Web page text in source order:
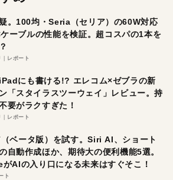
。100均・Seria（セリア）の60W対応
ーブルの性能を検証。超コスパの1本を
レポート
にも書ける!? エレコム×ゼブラの新
「スタイラスツーウェイ」レビュー。持
要がラクすぎた！
レポート
ベータ版）を試す。Siri AI、ショート
自動作成ほか、期待大の便利機能5選。
AIの入り口になる未来はすぐそこ！
ト